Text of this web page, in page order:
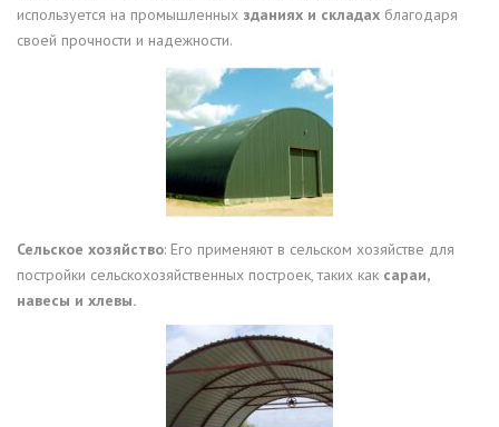
используется на промышленных зданиях и складах благодаря
своей прочности и надежности.
Сельское хозяйство: Его применяют в сельском хозяйстве для
постройки сельскохозяйственных построек, таких как сараи,
навесы и хлевы.